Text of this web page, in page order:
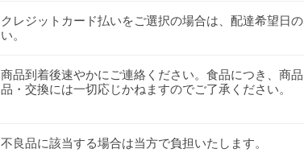
クレジットカード払いをご選択の場合は、配達希望日
い。
商品到着後速やかにご連絡ください。食品につき、商
品・交換には一切応じかねますのでご了承ください。
不良品に該当する場合は当方で負担いたします。